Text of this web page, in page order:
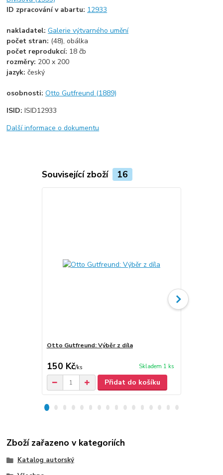
ID zpracování v abartu: 12933
nakladatel:Galerie výtvarného umění
počet stran: (48), obálka
počet reprodukcí: 18 čb
rozměry: 200 x 200
jazyk:český
osobnosti:Otto Gutfreund (1889)
ISID:ISID12933
Další informace o dokumentu
Související zboží 16
Otto Gutfreund: Výběr z díla
150 Kč/ks Skladem 1 ks
Přidat do košíku
Zboží zařazeno v kategoriích
Katalog autorský